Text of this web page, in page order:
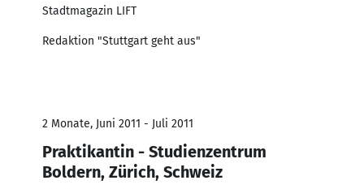
Stadtmagazin LIFT
Redaktion "Stuttgart geht aus"
2 Monate, Juni 2011 - Juli 2011
Praktikantin - Studienzentrum
Boldern, Zürich, Schweiz